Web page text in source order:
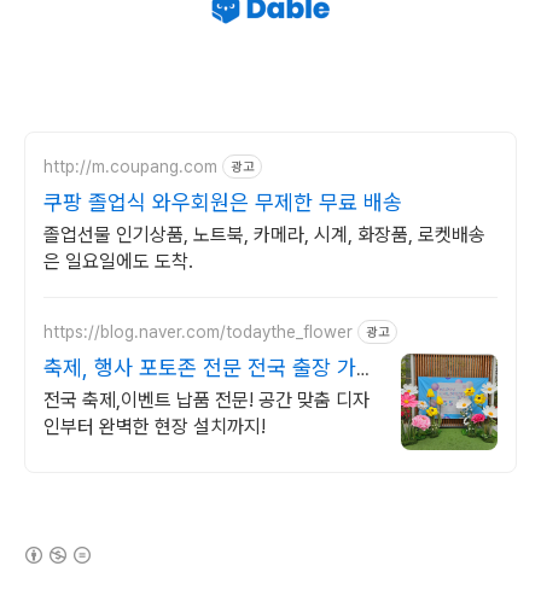
http://m.coupang.com 광고
쿠팡 졸업식 와우회원은 무제한 무료 배송
졸업선물 인기상품, 노트북, 카메라, 시계, 화장품, 로켓배송
은 일요일에도 도착.
https://blog.naver.com/todaythe_flower 광고
축제, 행사 포토존 전문 전국 출장 가능
클래스 모집
전국 축제,이벤트 납품 전문! 공간 맞춤 디자
인부터 완벽한 현장 설치까지!